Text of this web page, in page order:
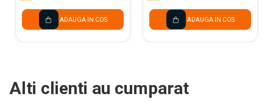
ADAUGA IN COS ADAUGA IN COS
Alti clienti au cumparat